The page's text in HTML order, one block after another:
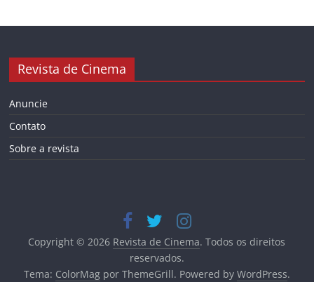
Revista de Cinema
Anuncie
Contato
Sobre a revista
Copyright © 2026 Revista de Cinema. Todos os direitos
reservados.
Tema: ColorMagpor ThemeGrill. Powered by WordPress.